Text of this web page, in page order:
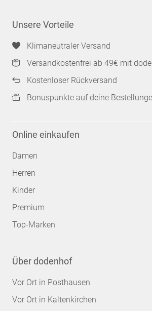
Unsere Vorteile
Klimaneutraler Versand
Versandkostenfrei ab 49€ mit
Kostenloser Rückversand
Bonuspunkte auf deine
Online einkaufen
Damen
Herren
Kinder
Premium
Top-Marken
Über dodenhof
Vor Ort in Posthausen
Vor Ort in Kaltenkirchen